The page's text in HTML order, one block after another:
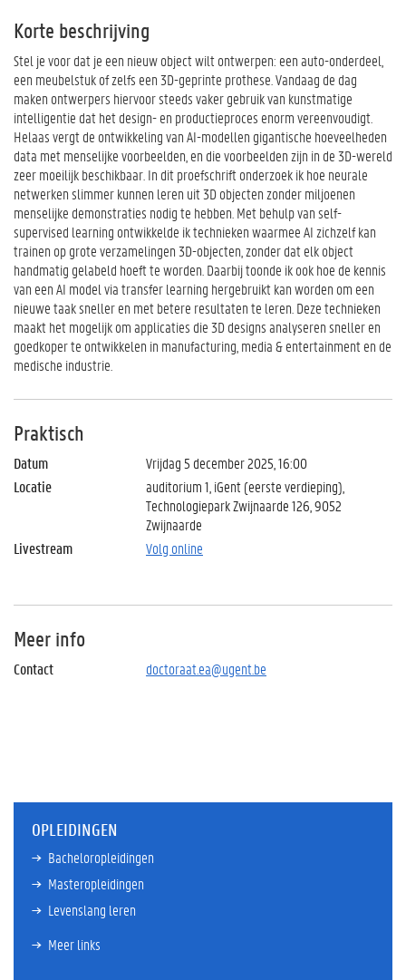
Korte beschrijving
Stel je voor dat je een nieuw object wilt ontwerpen: een auto-onderdeel,
een meubelstuk of zelfs een 3D-geprinte prothese. Vandaag de dag
maken ontwerpers hiervoor steeds vaker gebruik van kunstmatige
intelligentie dat het design- en productieproces enorm vereenvoudigt.
Helaas vergt de ontwikkeling van AI-modellen gigantische hoeveelheden
data met menselijke voorbeelden, en die voorbeelden zijn in de 3D-wereld
zeer moeilijk beschikbaar. In dit proefschrift onderzoek ik hoe neurale
netwerken slimmer kunnen leren uit 3D objecten zonder miljoenen
menselijke demonstraties nodig te hebben. Met behulp van self-
supervised learning ontwikkelde ik technieken waarmee AI zichzelf kan
trainen op grote verzamelingen 3D-objecten, zonder dat elk object
handmatig gelabeld hoeft te worden. Daarbij toonde ik ook hoe de kennis
van een AI model via transfer learning hergebruikt kan worden om een
nieuwe taak sneller en met betere resultaten te leren. Deze technieken
maakt het mogelijk om applicaties die 3D designs analyseren sneller en
goedkoper te ontwikkelen in manufacturing, media & entertainment en de
medische industrie.
Praktisch
Datum
Vrijdag 5 december 2025, 16:00
Locatie
auditorium 1, iGent (eerste verdieping),
Technologiepark Zwijnaarde 126, 9052
Zwijnaarde
Livestream
Volg online
Meer info
Contact doctoraat.ea@ugent.be
OPLEIDINGEN
Bacheloropleidingen
Masteropleidingen
Levenslang leren
Meer links